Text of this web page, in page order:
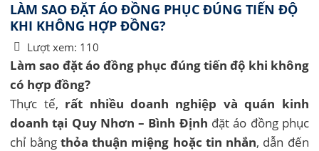
LÀM SAO ĐẶT ÁO ĐỒNG PHỤC ĐÚNG TIẾN ĐỘ
KHI KHÔNG HỢP ĐỒNG?
Lượt xem: 110
Làm sao đặt áo đồng phục đúng tiến độ khi không
có hợp đồng?
Thực tế, rất nhiều doanh nghiệp và quán kinh
doanh tại Quy Nhơn – Bình Định đặt áo đồng phục
chỉ bằng thỏa thuận miệng hoặc tin nhắn, dẫn đến